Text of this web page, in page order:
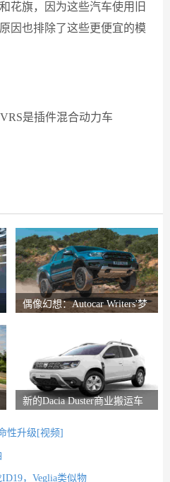
花旗，因为这些汽车使用旧
因也排除了这些更便宜的模
是插件混合动力车
偶像幻想：Autocar Writers'梦
新的Dacia Duster商业搬运车
性升级[视频]
，Veglia类似物